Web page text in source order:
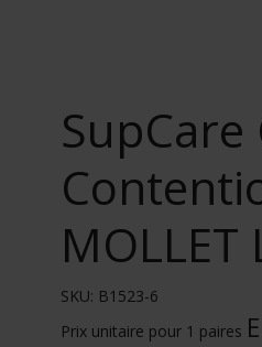
MOLLET
SKU: B1523-6
Prix unitaire pour 1 paires